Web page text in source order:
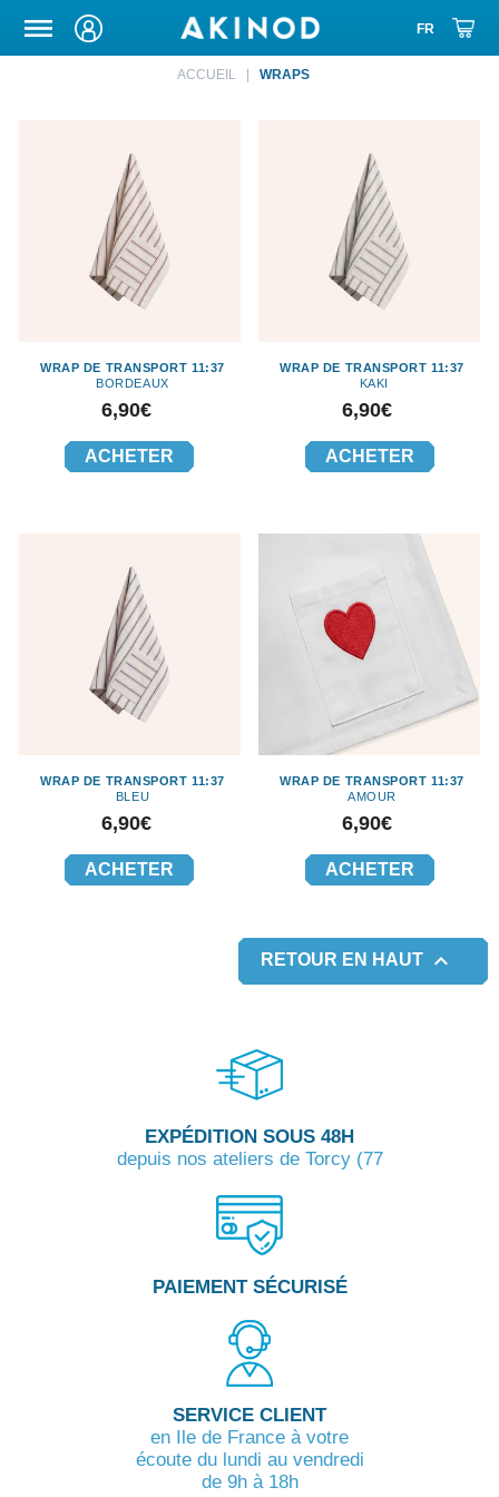
ETUIS DE TRANSPORT
ACCUEIL WRAPS
WRAP DE TRANSPORT 11:37
BORDEAUX
Prix
6,90€
ACHETER
WRAP DE TRANSPORT 11:37
KAKI
Prix
6,90€
ACHETER
WRAP DE TRANSPORT 11:37
BLEU
Prix
6,90€
ACHETER
WRAP DE TRANSPORT 11:37
AMOUR
Prix
6,90€
ACHETER
RETOUR EN HAUT 
EXPÉDITION SOUS 48H
depuis nos ateliers de Torcy (77
PAIEMENT SÉCURISÉ
SERVICE CLIENT
en Ile de France à votre
écoute du lundi au vendredi
de 9h à 18h